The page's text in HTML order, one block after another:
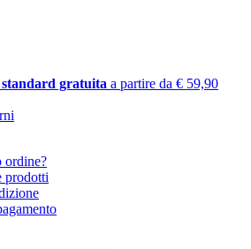
gratuita a partire da € 59,90
ordine?
prodotti